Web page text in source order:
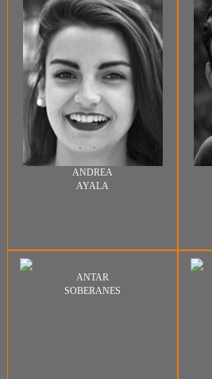
ANDREA
AYALA
ANTAR
SOBERANES